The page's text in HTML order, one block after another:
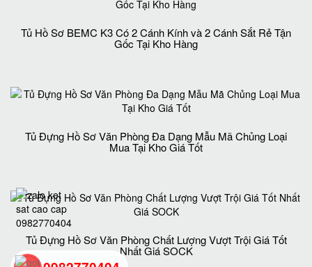
Tủ Hồ Sơ BEMC K3 Có 2 Cánh Kính và 2 Cánh Sắt Rẻ Tận
Gốc Tại Kho Hàng
Tủ Đựng Hồ Sơ Văn Phòng Đa Dạng Mẫu Mã Chủng Loại
Mua Tại Kho Giá Tốt
Tủ Đựng Hồ Sơ Văn Phòng Chất Lượng Vượt Trội Giá Tốt
Nhất Giá SOCK